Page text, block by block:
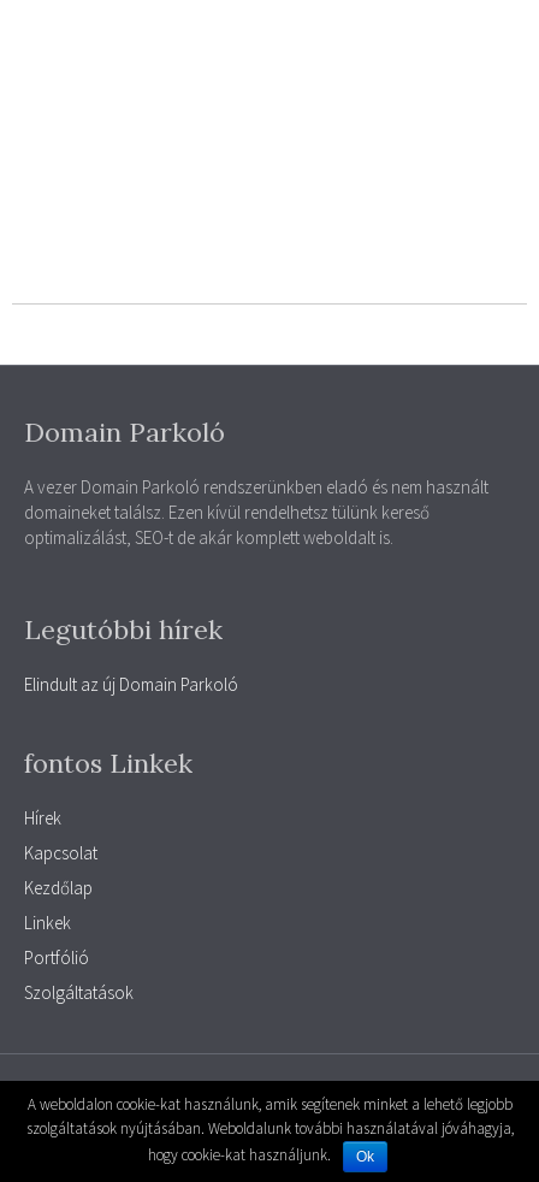
Domain Parkoló
A vezer Domain Parkoló rendszerünkben eladó és nem használt
domaineket találsz. Ezen kívül rendelhetsz tülünk kereső
optimalizálást, SEO-t de akár komplett weboldalt is.
Legutóbbi hírek
Elindult az új Domain Parkoló
fontos Linkek
Hírek
Kapcsolat
Kezdőlap
Linkek
Portfólió
Szolgáltatások
A Weboldal motorja, aMiniPortál Ingyenes weboldal készítő rendszer -
Powered byMiniPortál
A weboldalon cookie-kat használunk, amik segítenek minket a lehető legjobb
szolgáltatások nyújtásában. Weboldalunk további használatával jóváhagyja,
hogy cookie-kat használjunk.
Ok